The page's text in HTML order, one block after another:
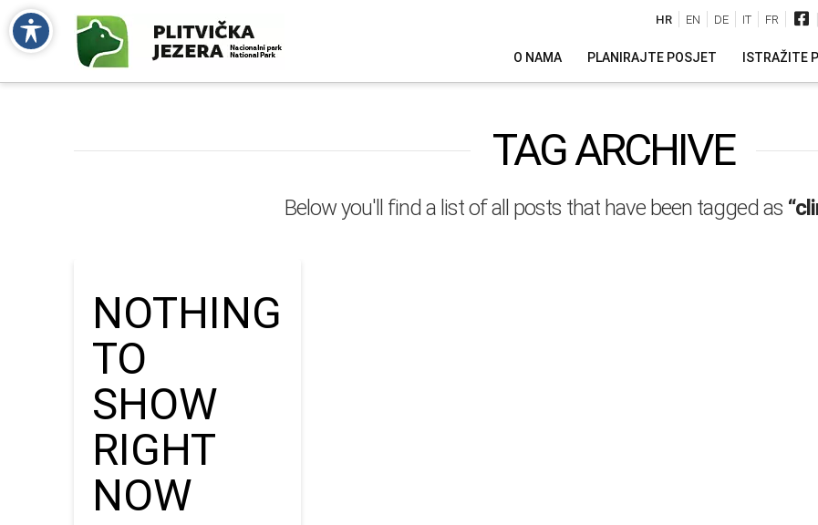
|
HR EN DE IT FR
O NAMA PLANIRAJTE POSJET ISTRAŽITE
TAG ARCHIVE
Below you'll find a list of all posts that have been tagged as
NOTHING
TO
SHOW
RIGHT
NOW